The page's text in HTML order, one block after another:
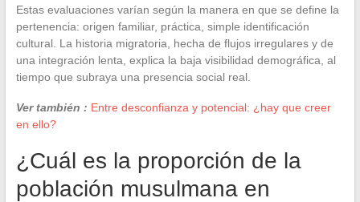
Estas evaluaciones varían según la manera en que se define la
pertenencia: origen familiar, práctica, simple identificación
cultural. La historia migratoria, hecha de flujos irregulares y de
una integración lenta, explica la baja visibilidad demográfica, al
tiempo que subraya una presencia social real.
Ver también : Entre desconfianza y potencial: ¿hay que creer
en ello?
¿Cuál es la proporción de la
población musulmana en